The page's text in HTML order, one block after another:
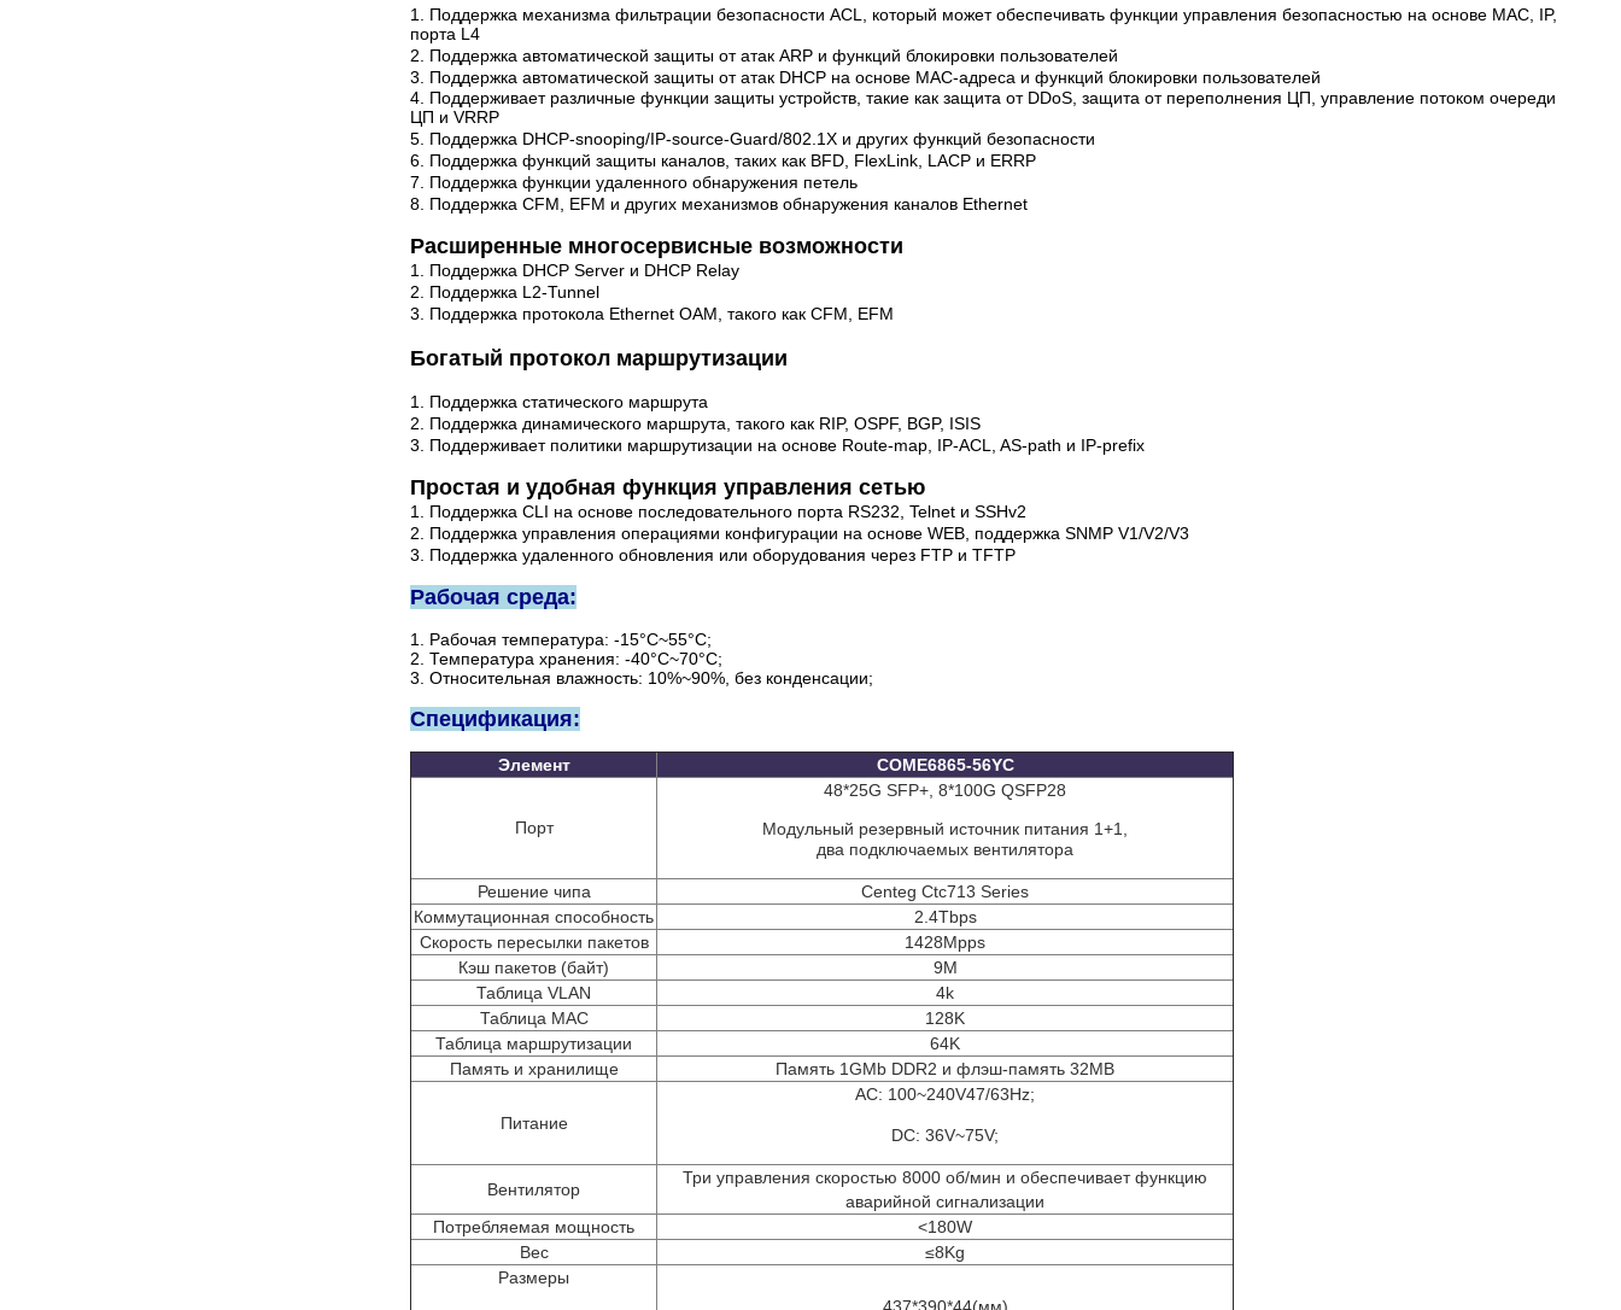
1. Поддержка механизма фильтрации безопасности ACL, который может обеспечивать функции управления безопасностью на основе MAC, IP,
порта L4
2. Поддержка автоматической защиты от атак ARP и функций блокировки пользователей
3. Поддержка автоматической защиты от атак DHCP на основе MAC-адреса и функций блокировки пользователей
4. Поддерживает различные функции защиты устройств, такие как защита от DDoS, защита от переполнения ЦП, управление потоком очереди
ЦП и VRRP
5. Поддержка DHCP-snooping/IP-source-Guard/802.1X и других функций безопасности
6. Поддержка функций защиты каналов, таких как BFD, FlexLink, LACP и ERRP
7. Поддержка функции удаленного обнаружения петель
8. Поддержка CFM, EFM и других механизмов обнаружения каналов Ethernet
Расширенные многосервисные возможности
1. Поддержка DHCP Server и DHCP Relay
2. Поддержка L2-Tunnel
3. Поддержка протокола Ethernet OAM, такого как CFM, EFM
Богатый протокол маршрутизации
1. Поддержка статического маршрута
2. Поддержка динамического маршрута, такого как RIP, OSPF, BGP, ISIS
3. Поддерживает политики маршрутизации на основе Route-map, IP-ACL, AS-path и IP-prefix
Простая и удобная функция управления сетью
1. Поддержка CLI на основе последовательного порта RS232, Telnet и SSHv2
2. Поддержка управления операциями конфигурации на основе WEB, поддержка SNMP V1/V2/V3
3. Поддержка удаленного обновления или оборудования через FTP и TFTP
Рабочая среда:
1. Рабочая температура: -15°C~55°C;
2. Температура хранения: -40°C~70°C;
3. Относительная влажность: 10%~90%, без конденсации;
Спецификация:
Элемент COME6865-56YC
Порт
48*25G SFP+, 8*100G QSFP28
Модульный резервный источник питания 1+1,
два подключаемых вентилятора
Решение чипа
Centeg Ctc713 Series
Коммутационная способность
2.4Tbps
Скорость пересылки пакетов
1428Mpps
Кэш пакетов (байт)
9M
Таблица VLAN
4k
Таблица MAC
128K
Таблица маршрутизации
64K
Память и хранилище
Память 1GMb DDR2 и флэш-память 32MB
Питание
AC: 100~240V47/63Hz;
DC: 36V~75V;
Вентилятор
Три управления скоростью 8000 об/мин и обеспечивает функцию
аварийной сигнализации
Потребляемая мощность
<180W
Вес
≤8Kg
Размеры